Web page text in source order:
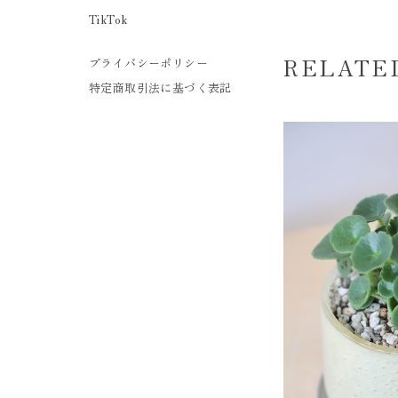
TikTok
プライバシーポリシー
特定商取引法に基づく表記